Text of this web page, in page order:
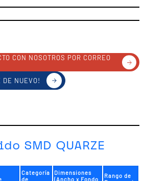
CON NOSOTROS POR CORREO
DE NUEVO!
SMD QUARZE
Categoría
de
Dimensiones
(Ancho x Fondo
Rango de